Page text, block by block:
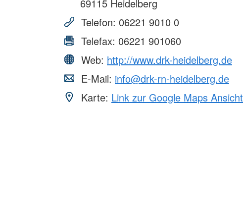
69115 Heidelberg
Telefon: 06221 9010 0
Telefax: 06221 901060
Web: http://www.drk-heidelberg.de
E-Mail: info@drk-rn-heidelberg.de
Karte: Link zur Google Maps Ansicht